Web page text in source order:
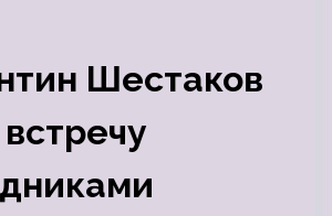
Шестаков